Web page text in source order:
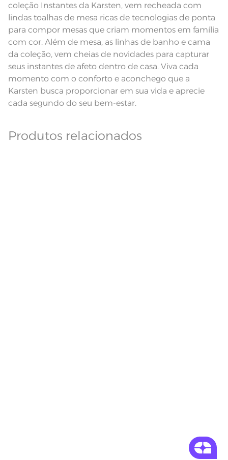
Modelo Retangular
Observações
Pode haver pequena variação de
cor, de acordo com a configuração
e modelo do monitor ou do
aparelho celular. Consultar a cor
nas especificações técnicas do
Linha Celebra
coleção Instantes da Karsten, vem recheada com
lindas toalhas de mesa ricas de tecnologias de ponta
para compor mesas que criam momentos em família
com cor. Além de mesa, as linhas de banho e cama
da coleção, vem cheias de novidades para capturar
seus instantes de afeto dentro de casa. Viva cada
momento com o conforto e aconchego que a
Karsten busca proporcionar em sua vida e aprecie
cada segundo do seu bem-estar.
Produtos relacionados